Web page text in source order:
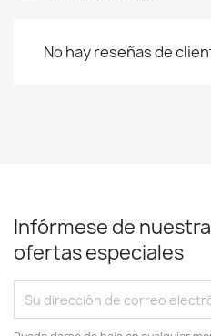
No hay reseñas de
Infórmese de
ofertas especiales